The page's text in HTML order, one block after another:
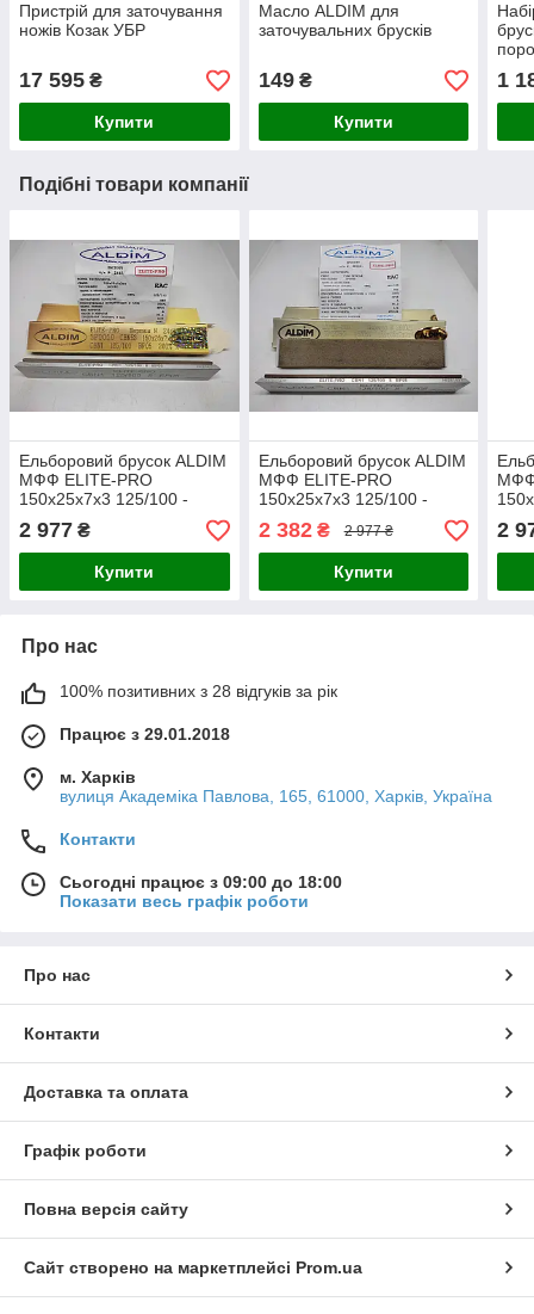
Пристрій для заточування
ножів Козак УБР
17 595 ₴
Купити
Масло ALDIM для
заточувальних брусків
149₴
Купити
1
Подібні товари компанії
Ельборовий брусок ALDIM
МФФ ELITE-PRO
150х25х7х3 125/100 -
2 977 ₴
Купити
Ельборовий брусок ALDIM
МФФ ELITE-PRO
150х25х7х3 125/100 -
2 382₴ 2 977 ₴
Купити
МФФ
2
Про нас
100% позитивних з 28 відгуків за рік
Працює з 29.01.2018
м. Харків
вулиця Академіка Павлова, 165, 61000, Харків, Україна
Контакти
Сьогодні працює з 09:00 до 18:00
Показати весь графік роботи
Про нас
Контакти
Доставка та оплата
Графік роботи
Повна версія сайту
Сайт створено на маркетплейсі Prom.ua